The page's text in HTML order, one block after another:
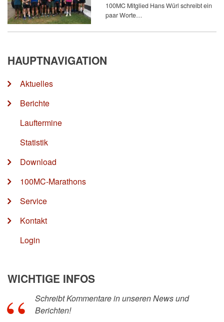
100MC Mitglied Hans Würl schreibt ein
paar Worte…
HAUPTNAVIGATION
Aktuelles
Berichte
Lauftermine
Statistik
Download
100MC-Marathons
Service
Kontakt
Login
WICHTIGE INFOS
Schreibt Kommentare in unseren News und
Berichten!